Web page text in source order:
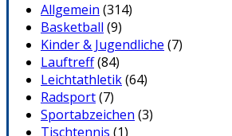
Allgemein (314)
Basketball (9)
Kinder & Jugendliche (7)
Lauftreff(84)
Leichtathletik(64)
Radsport(7)
Sportabzeichen (3)
Tischtennis (1)